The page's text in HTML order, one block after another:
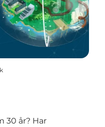
30 år? Har